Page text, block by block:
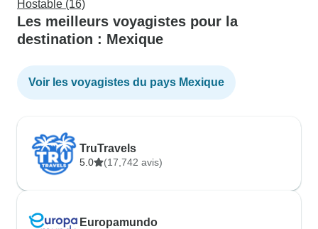
Hostable (16)
Les meilleurs voyagistes pour la
destination : Mexique
Voir les voyagistes du pays Mexique
TruTravels
5.0 (17,742 avis)
Europamundo